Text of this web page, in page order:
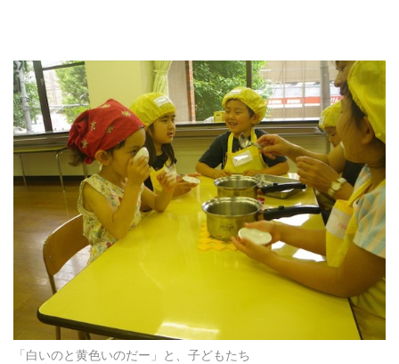
「白いのと黄色いのだー」と、子どもたち